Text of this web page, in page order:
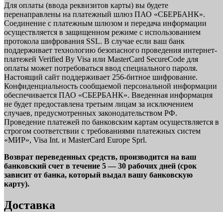
Для оплаты (ввода реквизитов карты) вы будете
перенаправлены на платежный шлюз ПАО «СБЕРБАНК».
Соединение с платежным шлюзом и передача информации
осуществляется в защищенном режиме с использованием
протокола шифрования SSL. В случае если ваш банк
поддерживает технологию безопасного проведения интернет-
платежей Verified By Visa или MasterCard SecureCode для
оплаты может потребоваться ввод специального пароля.
Настоящий сайт поддерживает 256-битное шифрование.
Конфиденциальность сообщаемой персональной информации
обеспечивается ПАО «СБЕРБАНК». Введенная информация
не будет предоставлена третьим лицам за исключением
случаев, предусмотренных законодательством РФ.
Проведение платежей по банковским картам осуществляется в
строгом соответствии с требованиями платежных систем
«МИР», Visa Int. и MasterCard Europe Sprl.
Возврат переведенных средств, производится на ваш
банковский счет в течение 5 — 30 рабочих дней (срок
зависит от банка, который выдал вашу банковскую
карту).
Доставка